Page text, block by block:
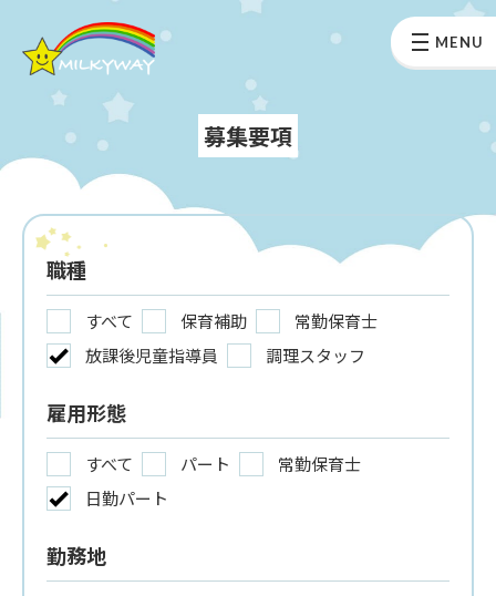
MENU
募集要項
職種
すべて 保育補助
常勤保育士
放課後児童指導員
調理スタッフ
雇用形態
すべて パート
常勤保育士
日勤パート
勤務地